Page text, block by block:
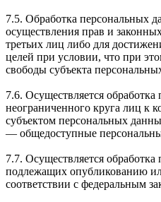
7.5. Обработка персональных
осуществления прав и
третьих лиц либо для
целей при условии, что при
свободы субъекта
7.6. Осуществляется
неограниченного круга лиц к
субъектом персональных
— общедоступные
7.7. Осуществляется
подлежащих опубликованию
соответствии с федеральным